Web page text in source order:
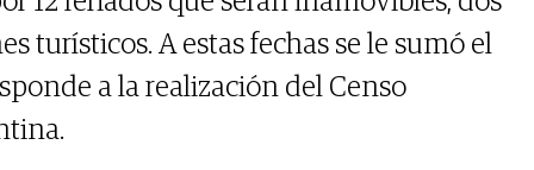
turísticos. A estas fechas se le sumó el
a la realización del Censo